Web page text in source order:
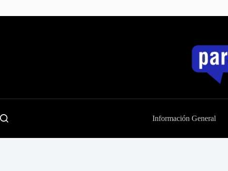
Información General